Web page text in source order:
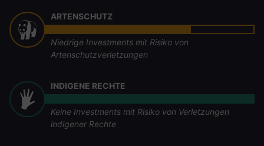
ARTENSCHUTZ
Niedrige Investments mit Risiko von
Artenschutzverletzungen
INDIGENE RECHTE
Keine Investments mit Risiko von Verletzungen
indigener Rechte